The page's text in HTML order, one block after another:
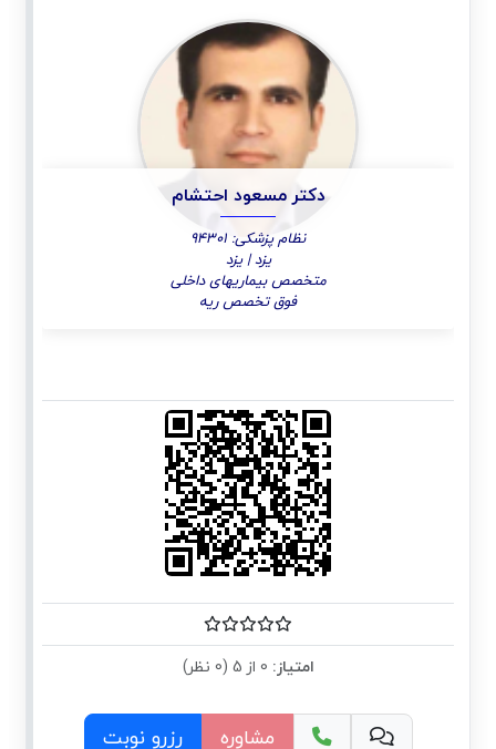
دکتر مسعود احتشام
نظام پزشکی: 94301
یزد | یزد
متخصص بیماریهای داخلی
فوق تخصص ریه
امتیاز:
مشاوره رزرو نوبت